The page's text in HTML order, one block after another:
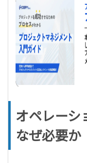
オペレーシ
なぜ必要か